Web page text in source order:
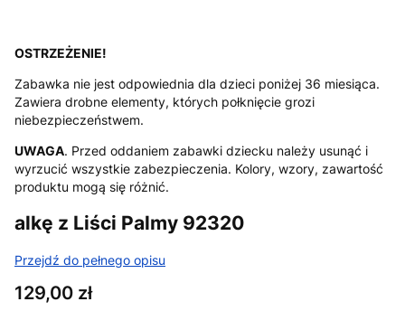
OSTRZEŻENIE!
Zabawka nie jest odpowiednia dla dzieci poniżej 36 miesiąca.
Zawiera drobne elementy, których połknięcie grozi
niebezpieczeństwem.
UWAGA. Przed oddaniem zabawki dziecku należy usunąć i
wyrzucić wszystkie zabezpieczenia. Kolory, wzory, zawartość
produktu mogą się różnić.
alkę z Liści Palmy 92320
Przejdź do pełnego opisu
Cena
129,00 zł